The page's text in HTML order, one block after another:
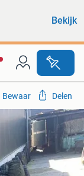
Bekijk
Bewaar Delen